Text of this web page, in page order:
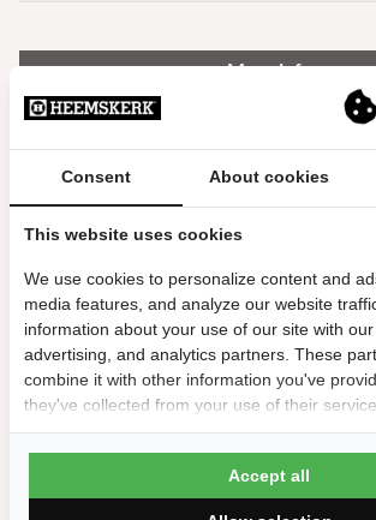
Meer info
Gerelateerde producten
Consent About cookies
This website uses cookies
We use cookies to personalize content and
media features, and analyze our website
information about your use of our site with our
advertising, and analytics partners. These
combine it with other information you've
they've collected from your use of their
Accept all